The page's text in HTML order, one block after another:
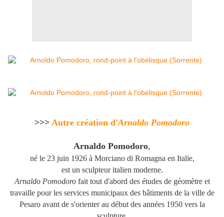
>>> Autre création d'Arnaldo Pomodoro
Arnaldo Pomodoro,
né le 23 juin 1926à Morciano di Romagna en Italie,
est un sculpteur italien moderne.
Arnaldo Pomodorofait tout d'abord des études de géomètre et
travaille pour les services municipaux des bâtiments de la ville de
Pesaro avant de s'orienter au début des années 1950 vers la